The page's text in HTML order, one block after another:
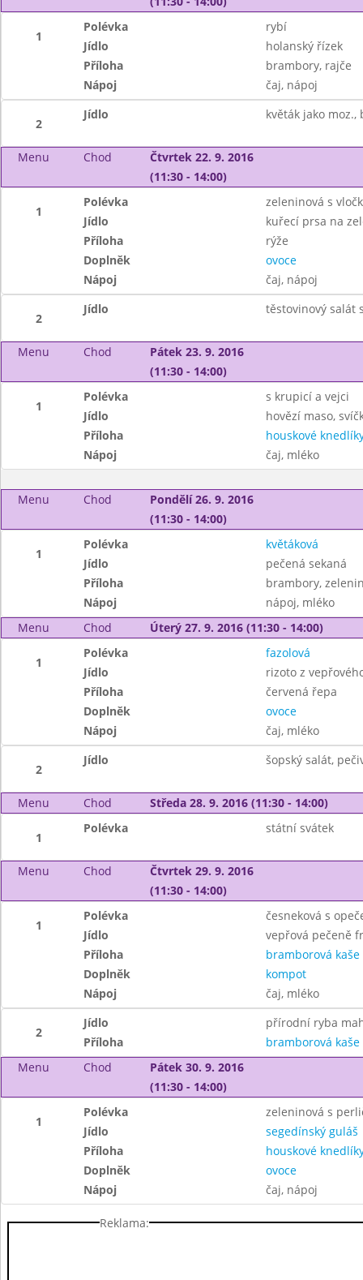
1
Polévka
rybí
Jídlo
holanský řízek
Příloha
brambory, rajče
Nápoj
čaj, nápoj
2
Jídlo květák jako
Menu Chod
Čtvrtek 22. 9. 2016
(11:30 - 14:00)
1
Polévka
zeleninová s
Jídlo
kuřecí prsa na
Příloha
rýže
Doplněk
ovoce
Nápoj
čaj, nápoj
2
Jídlo těstovinový salát
Menu Chod
Pátek 23. 9. 2016
(11:30 - 14:00)
1
Polévka
s krupicí a vejci
Jídlo
hovězí maso,
Příloha
houskové
Nápoj
čaj, mléko
Menu Chod
Pondělí 26. 9. 2016
(11:30 - 14:00)
1
Polévka
květáková
Jídlo
pečená sekaná
Příloha
brambory,
Nápoj
nápoj, mléko
Menu
Chod Úterý 27. 9. 2016 (11:30 - 14:00)
1
Polévka
fazolová
Jídlo
rizoto z
Příloha
červená řepa
Doplněk
ovoce
Nápoj
čaj, mléko
2
Jídlo šopský salát,
Menu Chod Středa 28. 9. 2016 (11:30 - 14:00)
1
Polévka státní svátek
Menu Chod
Čtvrtek 29. 9. 2016
(11:30 - 14:00)
1
Polévka
česneková s
Jídlo
vepřová pečeně
Příloha
bramborová kaše
Doplněk
kompot
Nápoj
čaj, mléko
2
Jídlo
přírodní ryba
Příloha
bramborová kaše
Menu
Chod
Pátek 30. 9. 2016
(11:30 - 14:00)
1
Polévka
zeleninová s
Jídlo
segedínský guláš
Příloha
houskové
Doplněk
ovoce
Nápoj
čaj, nápoj
Reklama: